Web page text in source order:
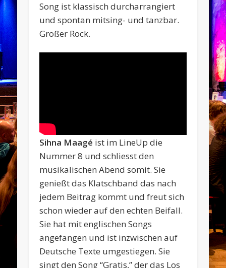
Song ist klassisch durcharrangiert
und spontan mitsing- und tanzbar.
Großer Rock.
Sihna Maagé ist im LineUp die
Nummer 8 und schliesst den
musikalischen Abend somit. Sie
genießt das Klatschband das nach
jedem Beitrag kommt und freut sich
schon wieder auf den echten Beifall.
Sie hat mit englischen Songs
angefangen und ist inzwischen auf
Deutsche Texte umgestiegen. Sie
singt den Song “Gratis,” der das Los